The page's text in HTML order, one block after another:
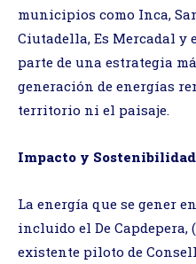
municipios como Inca,
Ciutadella, Es Mercadal y
parte de una estrategia
generación de energías
territorio ni el paisaje.
Impacto y Sostenibilidad
La energía que se gener
incluido el De Capdepera,
existente piloto de